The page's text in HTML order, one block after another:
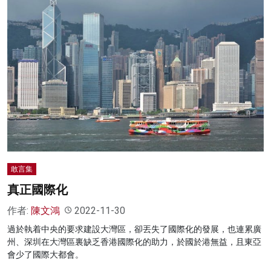
敢言集
真正國際化
作者: 陳文鴻 2022-11-30
過於執着中央的要求建設大灣區，卻丟失了國際化的發展，也連累廣
州、深圳在大灣區裏缺乏香港國際化的助力，於國於港無益，且東亞
會少了國際大都會。